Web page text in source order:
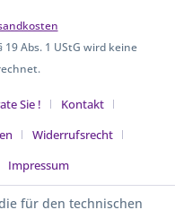
Abs. 1 UStG wird keine
Sie !
Kontakt
Widerrufsrecht
Impressum
für den technischen